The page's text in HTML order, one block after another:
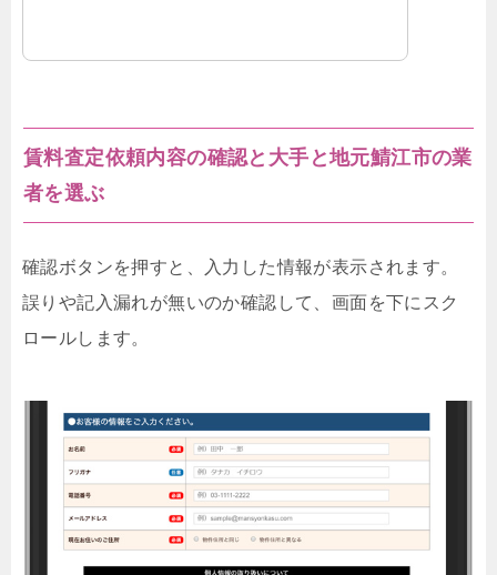
賃料査定依頼内容の確認と大手と地元鯖江市の業
者を選ぶ
確認ボタンを押すと、入力した情報が表示されます。
誤りや記入漏れが無いのか確認して、画面を下にスク
ロールします。